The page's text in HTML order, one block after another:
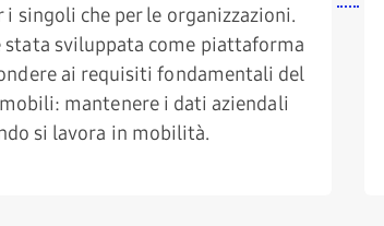
singoli che per le organizzazioni.
stata sviluppata come piattaforma
ai requisiti fondamentali del
mantenere i dati aziendali
si lavora in mobilità.